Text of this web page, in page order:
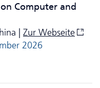
Computer and
| Zur Webseite
2026